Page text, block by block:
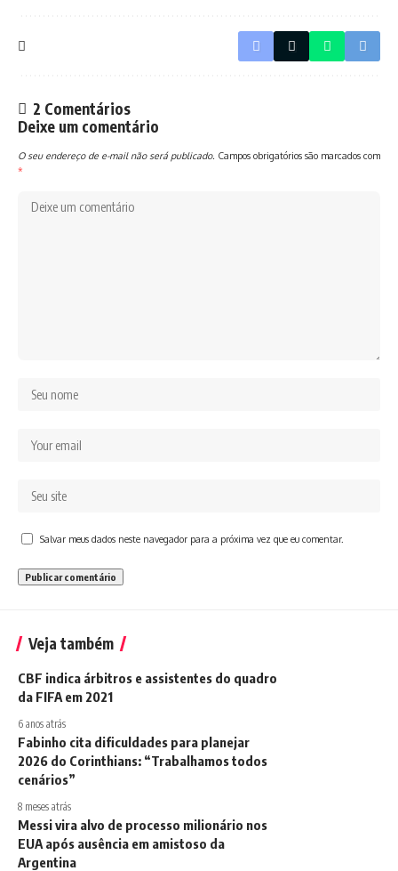
2 Comentários
Deixe um comentário
O seu endereço de e-mail não será publicado. Campos obrigatórios são marcados com
*
Salvar meus dados neste navegador para a próxima vez que eu comentar.
Veja também
CBF indica árbitros e assistentes do quadro
da FIFA em 2021
6 anos atrás
Fabinho cita dificuldades para planejar
2026 do Corinthians: “Trabalhamos todos
cenários”
8 meses atrás
Messi vira alvo de processo milionário nos
EUA após ausência em amistoso da
Argentina